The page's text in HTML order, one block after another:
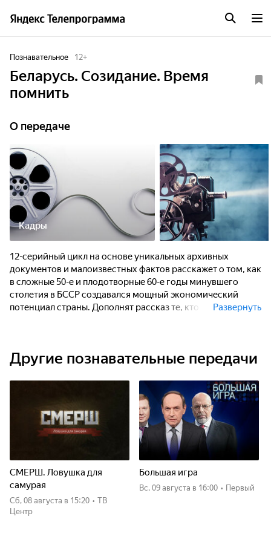
Познавательное 12+
Беларусь. Созидание. Время
помнить
О передаче
Кадры
12-серийный цикл на основе уникальных архивных
документов и малоизвестных фактов расскажет о том, как
в сложные 50-е и плодотворные 60-е годы минувшего
столетия в БССР создавался мощный экономический
потенциал страны. Дополнят рассказ те, кто своим
крупные сельскохозяйственные производства, созидал во
Развернуть
Другие познавательные передачи
СМЕРШ. Ловушка для
самурая
сб, 08 августа в 15:20 • ТВ
Центр
Большая игра
вс, 09 августа в 16:00 • Первый